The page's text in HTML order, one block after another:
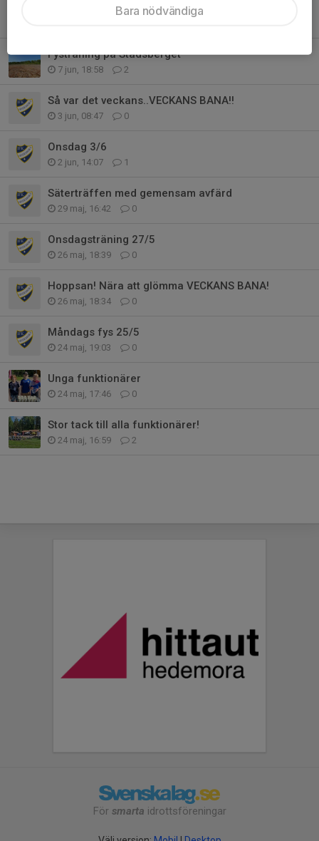
Dags för andra 3-kvällars
Fysträning på Stadsberget
7 jun, 18:58 2
Så var det veckans..VECKANS BANA!!
3 jun, 08:47 0
Onsdag 3/6
2 jun, 14:07 1
Säterträffen med gemensam avfärd
29 maj, 16:42 0
Onsdagsträning 27/5
26 maj, 18:39 0
Hoppsan! Nära att glömma VECKANS BANA!
26 maj, 18:34 0
Måndags fys 25/5
24 maj, 19:03 0
Unga funktionärer
24 maj, 17:46 0
Stor tack till alla funktionärer!
24 maj, 16:59 2
För smarta idrottsföreningar
Bara nödvändiga